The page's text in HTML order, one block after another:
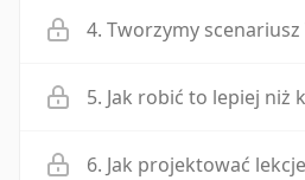
4. Tworzymy
5. Jak robić to lepiej niż
6. Jak projektować